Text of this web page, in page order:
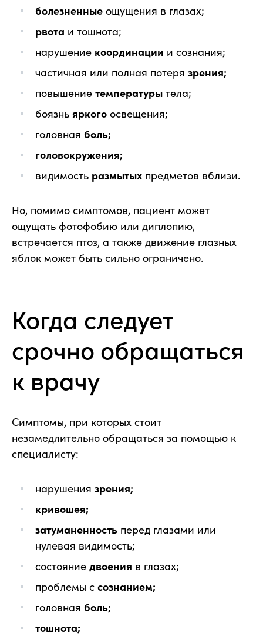
болезненные ощущения в глазах;
рвота и тошнота;
нарушение координации и сознания;
частичная или полная потеря зрения;
повышение температуры тела;
боязнь яркого освещения;
головная боль;
головокружения;
видимость размытых предметов вблизи.
Но, помимо симптомов, пациент может
ощущать фотофобию или диплопию,
встречается птоз, а также движение глазных
яблок может быть сильно ограничено.
Когда следует
срочно обращаться
к врачу
Симптомы, при которых стоит
незамедлительно обращаться за помощью к
специалисту:
нарушения зрения;
кривошея;
затуманенность перед глазами или
нулевая видимость;
состояние двоения в глазах;
проблемы с сознанием;
головная боль;
тошнота;